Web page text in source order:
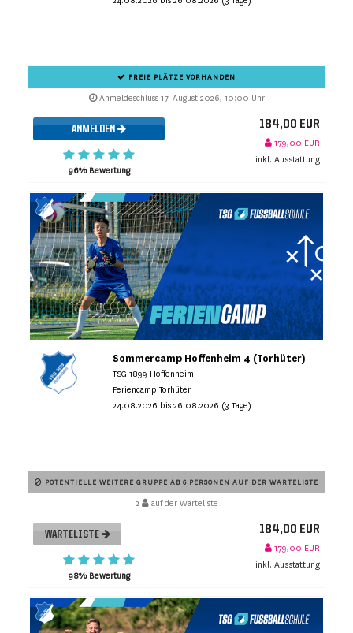
FREIE PLÄTZE VORHANDEN
Anmeldeschluss 17. August 2026, 10:00 Uhr
ANMELDEN
96% Bewertung
184,00 EUR
179,00 EUR
inkl. Ausstattung
Sommercamp Hoffenheim 4 (Torhüter)
TSG 1899 Hoffenheim
Feriencamp Torhüter
24.08.2026 bis 26.08.2026 (3 Tage)
POTENTIELLE WEITERE GRUPPE AB 6 PERSONEN AUF DER WARTELISTE
2 auf der Warteliste
WARTELISTE
98% Bewertung
184,00 EUR
179,00 EUR
inkl. Ausstattung